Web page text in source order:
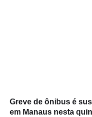
Greve de ônibus é
em Manaus nesta